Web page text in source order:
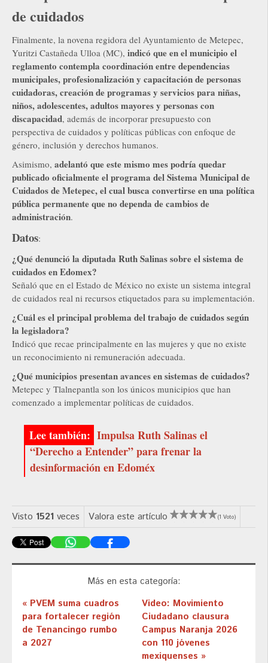
de cuidados
Finalmente, la novena regidora del Ayuntamiento de Metepec,
Yuritzi Castañeda Ulloa (MC), indicó que en el municipio el
reglamento contempla coordinación entre dependencias
municipales, profesionalización y capacitación de personas
cuidadoras, creación de programas y servicios para niñas,
niños, adolescentes, adultos mayores y personas con
discapacidad, además de incorporar presupuesto con
perspectiva de cuidados y políticas públicas con enfoque de
género, inclusión y derechos humanos.
Asimismo, adelantó que este mismo mes podría quedar
publicado oficialmente el programa del Sistema Municipal de
Cuidados de Metepec, el cual busca convertirse en una política
pública permanente que no dependa de cambios de
administración.
Datos:
¿Qué denunció la diputada Ruth Salinas sobre el sistema de
cuidados en Edomex?
Señaló que en el Estado de México no existe un sistema integral
de cuidados real ni recursos etiquetados para su implementación.
¿Cuál es el principal problema del trabajo de cuidados según
la legisladora?
Indicó que recae principalmente en las mujeres y que no existe
un reconocimiento ni remuneración adecuada.
¿Qué municipios presentan avances en sistemas de cuidados?
Metepec y Tlalnepantla son los únicos municipios que han
comenzado a implementar políticas de cuidados.
Impulsa Ruth Salinas el
“Derecho a Entender” para frenar la
desinformación en Edoméx
Visto 1521 veces Valora este artículo (1 Voto)
Más en esta categoría:
« PVEM suma cuadros
para fortalecer región
de Tenancingo rumbo
a 2027
Video: Movimiento
Ciudadano clausura
Campus Naranja 2026
con 110 jóvenes
mexiquenses »